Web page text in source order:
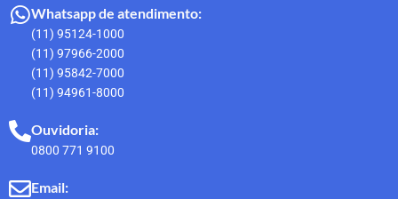
Whatsapp de atendimento:
(11) 95124-1000
(11) 97966-2000
(11) 95842-7000
(11) 94961-8000
Ouvidoria:
0800 771 9100
Email: